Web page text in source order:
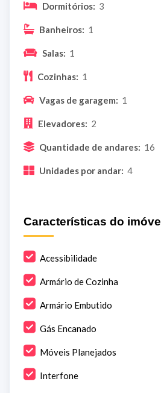
Dormitórios: 3
Banheiros: 1
Salas: 1
Cozinhas: 1
Vagas de garagem: 1
Elevadores: 2
Quantidade de andares: 16
Unidades por andar: 4
Características do imóvel
Acessibilidade
Armário de Cozinha
Armário Embutido
Gás Encanado
Móveis Planejados
Interfone